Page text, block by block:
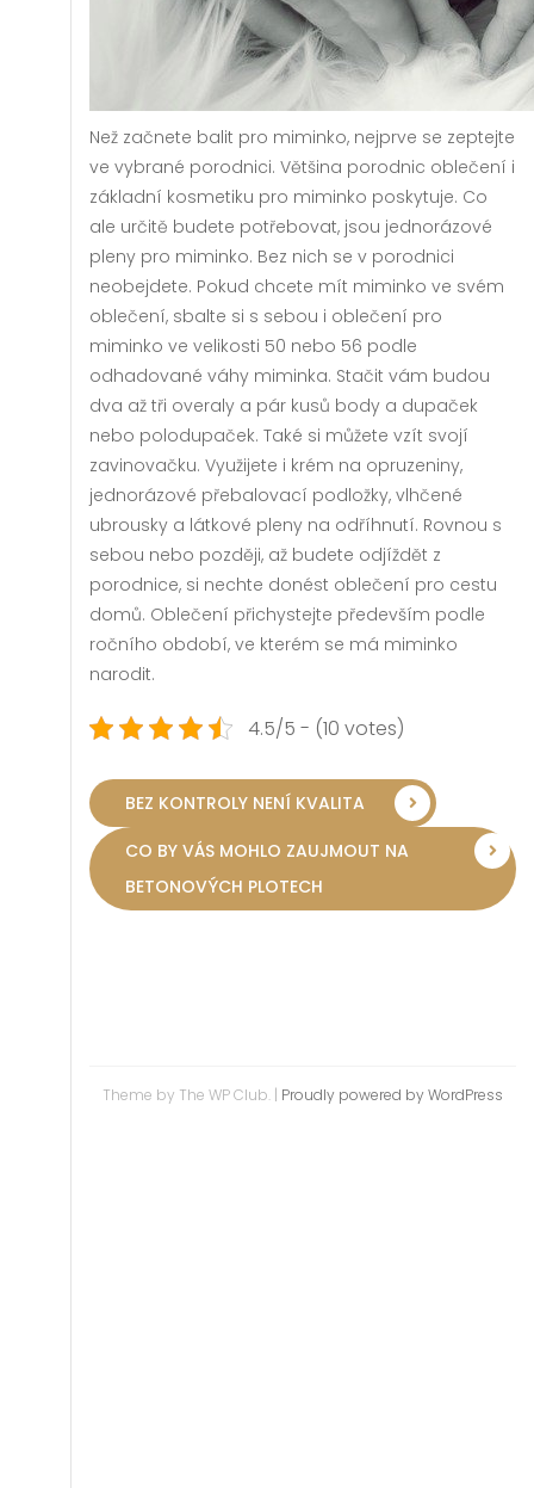
Než začnete balit pro miminko, nejprve se zeptejte
ve vybrané porodnici. Většina porodnic oblečení i
základní kosmetiku pro miminko poskytuje. Co
ale určitě budete potřebovat, jsou jednorázové
pleny pro miminko. Bez nich se v porodnici
neobejdete. Pokud chcete mít miminko ve svém
oblečení, sbalte si s sebou i oblečení pro
miminko ve velikosti 50 nebo 56 podle
odhadované váhy miminka. Stačit vám budou
dva až tři overaly a pár kusů body a dupaček
nebo polodupaček. Také si můžete vzít svojí
zavinovačku. Využijete i krém na opruzeniny,
jednorázové přebalovací podložky, vlhčené
ubrousky a látkové pleny na odříhnutí. Rovnou s
sebou nebo později, až budete odjíždět z
porodnice, si nechte donést oblečení pro cestu
domů. Oblečení přichystejte především podle
ročního období, ve kterém se má miminko
narodit.
4.5/5 - (10 votes)
BEZ KONTROLY NENÍ KVALITA
CO BY VÁS MOHLO ZAUJMOUT NA
BETONOVÝCH PLOTECH
Theme by The WP Club. | Proudly powered by WordPress